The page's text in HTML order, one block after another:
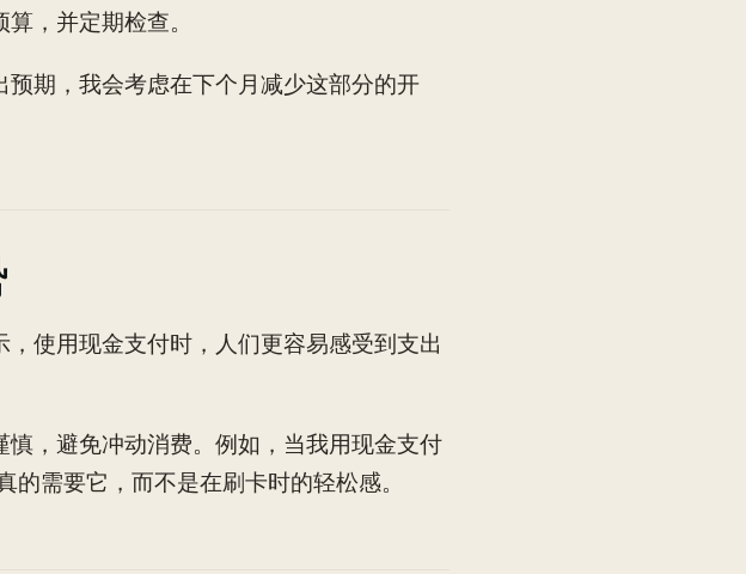
，并定期检查。
期，我会考虑在下个月减少这部分的开
使用现金支付时，人们更容易感受到支出
，避免冲动消费。例如，当我用现金支付
需要它，而不是在刷卡时的轻松感。